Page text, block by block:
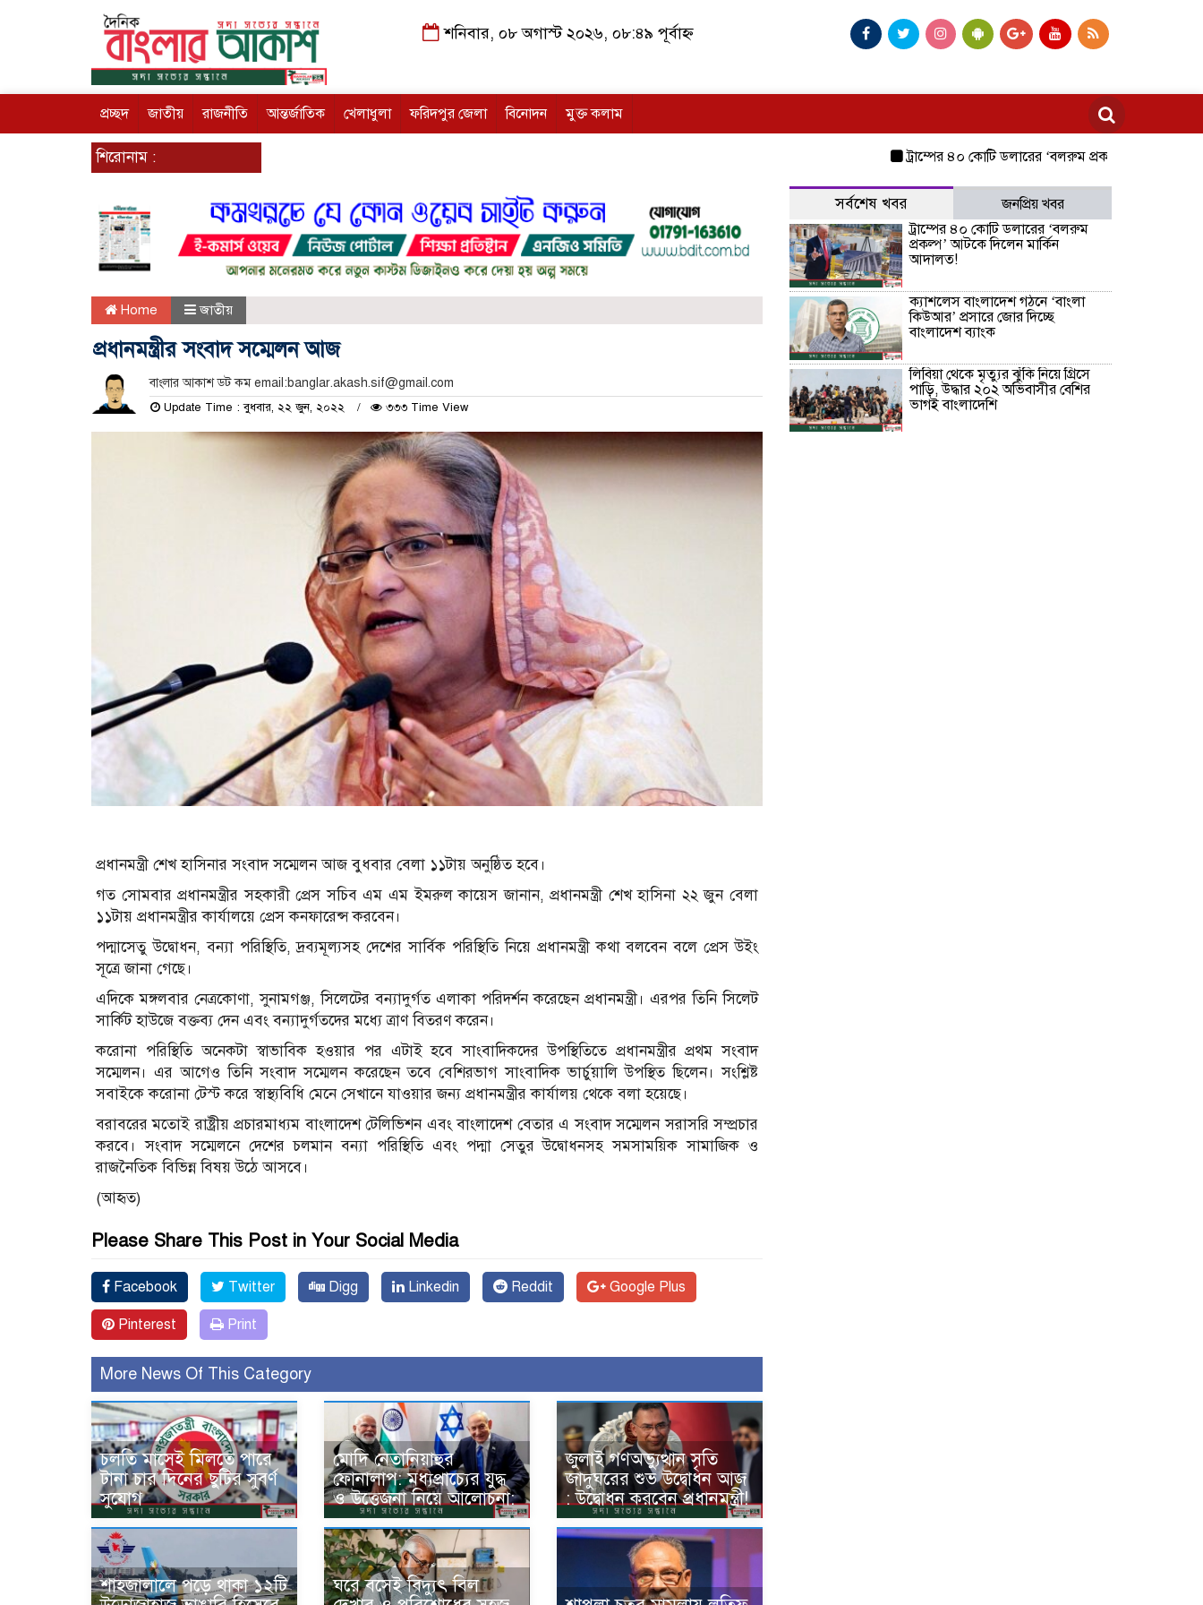
শনিবার, ০৮ অগাস্ট ২০২৬, ০৮:৪৯ পূর্বাহ্ন
প্রচ্ছদ জাতীয় রাজনীতি আন্তর্জাতিক খেলাধুলা ফরিদপুর জেলা বিনোদন মুক্ত কলাম
শিরোনাম : ট্রাম্পের ৪০ কোটি ডলারের ‘বলরুম প্রকল্প’ আটকে দিলেন
Home জাতীয়
প্রধানমন্ত্রীর সংবাদ সম্মেলন আজ
বাংলার আকাশ ডট কম email:banglar.akash.sif@gmail.com
Update Time : বুধবার, ২২ জুন, ২০২২ ৩৩৩ Time View
প্রধানমন্ত্রী শেখ হাসিনার সংবাদ সম্মেলন আজ বুধবার বেলা ১১টায় অনুষ্ঠিত হবে।
গত সোমবার প্রধানমন্ত্রীর সহকারী প্রেস সচিব এম এম ইমরুল কায়েস জানান, প্রধানমন্ত্রী শেখ হাসিনা ২২ জুন বেলা
১১টায় প্রধানমন্ত্রীর কার্যালয়ে প্রেস কনফারেন্স করবেন।
পদ্মাসেতু উদ্বোধন, বন্যা পরিস্থিতি, দ্রব্যমূল্যসহ দেশের সার্বিক পরিস্থিতি নিয়ে প্রধানমন্ত্রী কথা বলবেন বলে প্রেস উইং
সূত্রে জানা গেছে।
এদিকে মঙ্গলবার নেত্রকোণা, সুনামগঞ্জ, সিলেটের বন্যাদুর্গত এলাকা পরিদর্শন করেছেন প্রধানমন্ত্রী। এরপর তিনি সিলেট
সার্কিট হাউজে বক্তব্য দেন এবং বন্যাদুর্গতদের মধ্যে ত্রাণ বিতরণ করেন।
করোনা পরিস্থিতি অনেকটা স্বাভাবিক হওয়ার পর এটাই হবে সাংবাদিকদের উপস্থিতিতে প্রধানমন্ত্রীর প্রথম সংবাদ
সম্মেলন। এর আগেও তিনি সংবাদ সম্মেলন করেছেন তবে বেশিরভাগ সাংবাদিক ভার্চুয়ালি উপস্থিত ছিলেন। সংশ্লিষ্ট
সবাইকে করোনা টেস্ট করে স্বাস্থ্যবিধি মেনে সেখানে যাওয়ার জন্য প্রধানমন্ত্রীর কার্যালয় থেকে বলা হয়েছে।
বরাবরের মতোই রাষ্ট্রীয় প্রচারমাধ্যম বাংলাদেশ টেলিভিশন এবং বাংলাদেশ বেতার এ সংবাদ সম্মেলন সরাসরি সম্প্রচার
করবে। সংবাদ সম্মেলনে দেশের চলমান বন্যা পরিস্থিতি এবং পদ্মা সেতুর উদ্বোধনসহ সমসাময়িক সামাজিক ও
রাজনৈতিক বিভিন্ন বিষয় উঠে আসবে।
(আহৃত)
Please Share This Post in Your Social Media
Facebook Twitter Digg Linkedin Reddit Google Plus
Pinterest Print
More News Of This Category
চলতি মাসেই মিলতে পারে
টানা চার দিনের ছুটির সুবর্ণ
সুযোগ
মোদি নেতানিয়াহুর
ফোনালাপ: মধ্যপ্রাচ্যের যুদ্ধ
ও উত্তেজনা নিয়ে আলোচনা:
জুলাই গণঅভ্যুত্থান সৃতি
জাদুঘরের শুভ উদ্বোধন আজ
: উদ্বোধন করবেন প্রধানমন্ত্রী!
শাহজালালে পড়ে থাকা ১২টি
ঘরে বসেই বিদ্যুৎ বিল
সর্বশেষ খবর
জনপ্রিয় খবর
ট্রাম্পের ৪০ কোটি ডলারের ‘বলরুম
প্রকল্প’ আটকে দিলেন মার্কিন
আদালত!
ক্যাশলেস বাংলাদেশ গঠনে ‘বাংলা
কিউআর’ প্রসারে জোর দিচ্ছে
বাংলাদেশ ব্যাংক
লিবিয়া থেকে মৃত্যুর ঝুঁকি নিয়ে গ্রিসে
পাড়ি, উদ্ধার ২০২ অভিবাসীর বেশির
ভাগই বাংলাদেশি